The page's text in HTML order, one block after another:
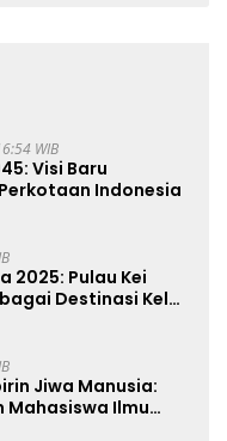
WIB
Visi Baru
Indonesia
2025: Pulau Kei
Destinasi Kelas
Jiwa Manusia:
Mahasiswa Ilmu